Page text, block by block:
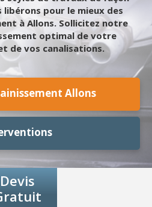
pour le mieux des
à Allons. Sollicitez notre
optimal de votre
de vos canalisations.
Allons
Devis